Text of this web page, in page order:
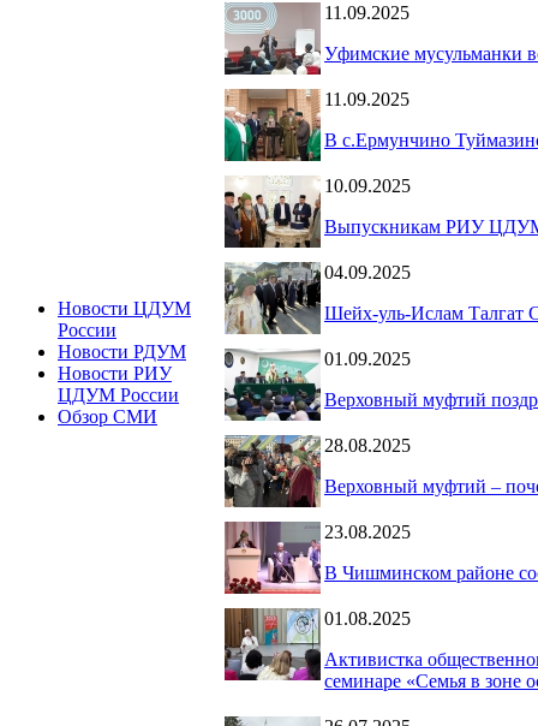
Новости ЦДУМ
России
Новости РДУМ
Новости РИУ
ЦДУМ России
Обзор СМИ
11.09.2025
Уфимские мусульманки
11.09.2025
В с.Ермунчино
10.09.2025
Выпускникам РИУ
04.09.2025
Шейх-уль-Ислам Талгат
01.09.2025
Верховный муфтий
28.08.2025
Верховный муфтий –
23.08.2025
В Чишминском районе
01.08.2025
Активистка
семинаре «Семья в зоне